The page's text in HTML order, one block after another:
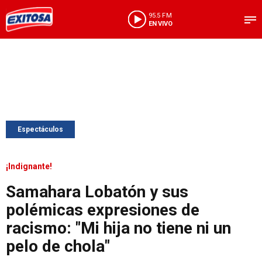
95.5 FM
EN VIVO
Espectáculos
¡Indignante!
Samahara Lobatón y sus
polémicas expresiones de
racismo: "Mi hija no tiene ni un
pelo de chola"